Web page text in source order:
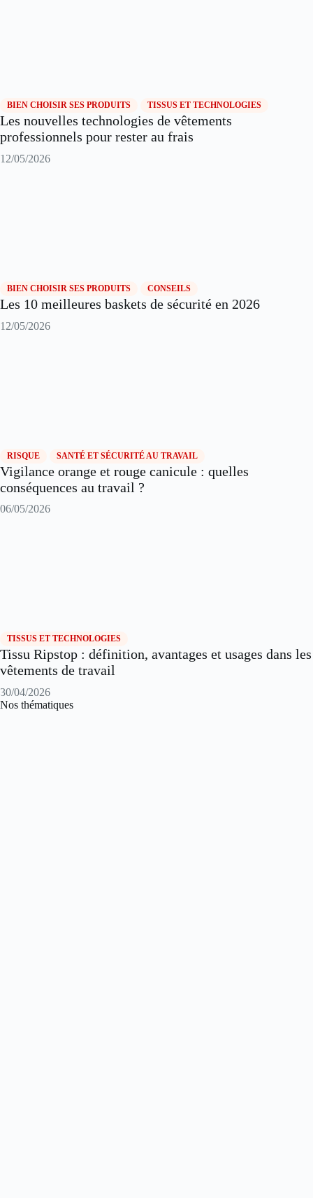
BIEN CHOISIR SES PRODUITS TISSUS ET TECHNOLOGIES
Les nouvelles technologies de vêtements
professionnels pour rester au frais
12/05/2026
BIEN CHOISIR SES PRODUITS CONSEILS
Les 10 meilleures baskets de sécurité en 2026
12/05/2026
RISQUE SANTÉ ET SÉCURITÉ AU TRAVAIL
Vigilance orange et rouge canicule : quelles
conséquences au travail ?
06/05/2026
TISSUS ET TECHNOLOGIES
Tissu Ripstop : définition, avantages et usages dans les
vêtements de travail
30/04/2026
Nos thématiques